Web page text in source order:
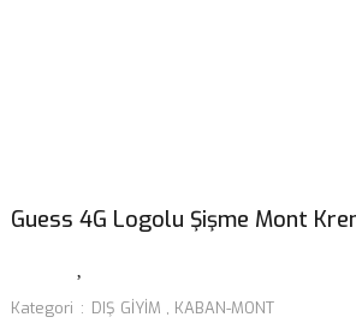
Guess 4G Logolu Şişme Mont
Kategori DIŞ GİYİM , KABAN-MONT